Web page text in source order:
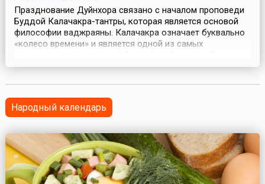
Празднование Дуйнхора связано с началом проповеди
Буддой Калачакра-тантры, которая является основой
философии ваджраяны. Калачакра означает буквально
«колесо времени» и является одной из самых
цель учения Калачакра-тантры, равно как и любого
реализации...
Народный календарь